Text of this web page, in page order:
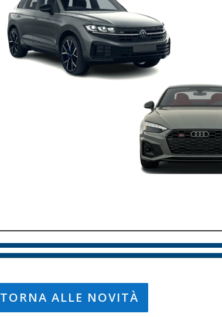
TORNA ALLE NOVITÀ